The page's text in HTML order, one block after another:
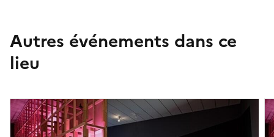
Autres événements dans ce
lieu